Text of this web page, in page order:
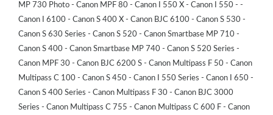
MP 730 Photo - Canon MPF 80 - Canon I 550 X - Canon I 550 - -
Canon I 6100 - Canon S 400 X - Canon BJC 6100 - Canon S 530 -
Canon S 630 Series - Canon S 520 - Canon Smartbase MP 710 -
Canon S 400 - Canon Smartbase MP 740 - Canon S 520 Series -
Canon MPF 30 - Canon BJC 6200 S - Canon Multipass F 50 - Canon
Multipass C 100 - Canon S 450 - Canon I 550 Series - Canon I 650 -
Canon S 400 Series - Canon Multipass F 30 - Canon BJC 3000
Series - Canon Multipass C 755 - Canon Multipass C 600 F - Canon